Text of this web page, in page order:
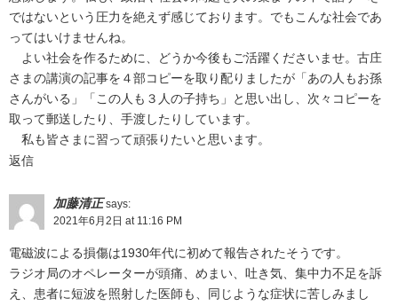
ではないという圧力を絶えず感じております。でもこんな社会であ
ってはいけませんね。
よい社会を作るために、どうか今後もご活躍くださいませ。古庄
さまの講演の記事を４部コピーを取り配りましたが「あの人もお孫
さんがいる」「この人も３人の子持ち」と思い出し、次々コピーを
取って郵送したり、手渡したりしています。
私も皆さまに習って頑張りたいと思います。
返信
加藤清正 says:
2021年6月2日 at 11:16 PM
電磁波による損傷は1930年代に初めて報告されたそうです。
ラジオ局のオペレーターが頭痛、めまい、吐き気、集中力不足を訴
え、患者に短波を照射した医師も、同じような症状に苦しみまし